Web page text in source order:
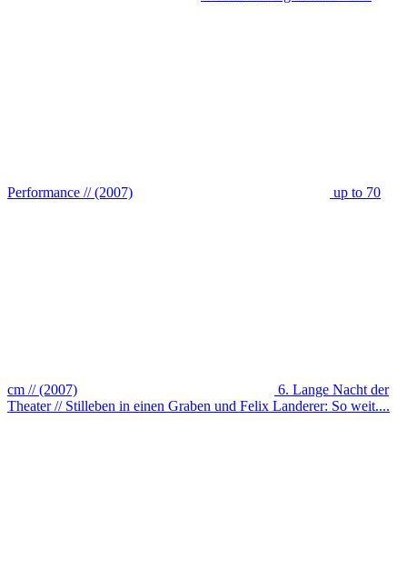
Performance // (2007) up to 70
cm // (2007)
6. Lange Nacht der
Theater // Stilleben in einen Graben und Felix Landerer: So weit....